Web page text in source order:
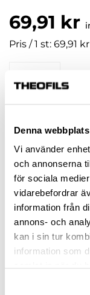
Denna
Vi använder
och annonserna
för sociala
vidarebefordrar
information från
annons- och
kan i sin tur
information som
69,91 kr
Pris / 1 st: 69,91 kr
Jönköping
Jönköping butik
Stockholm butik
Snabba
Hämta i butik